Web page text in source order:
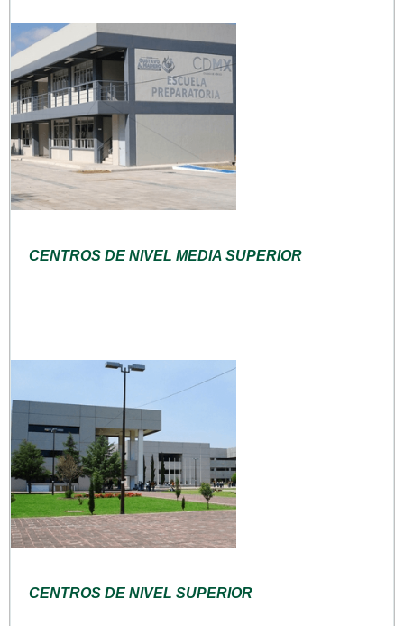
CENTROS DE NIVEL MEDIA SUPERIOR
CENTROS DE NIVEL SUPERIOR